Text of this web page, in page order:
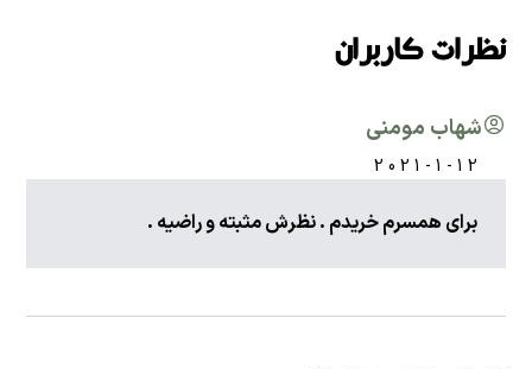
نظرات کاربران
شهاب مومنی
2021-1-12
برای همسرم خریدم . نظرش مثبته و راضیه .